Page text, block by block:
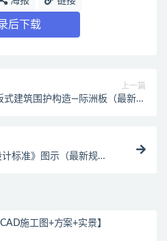
后下载
上一篇
式建筑围护构造—际洲板（最新规
标准》图示（最新规
施工图+方案+实景】